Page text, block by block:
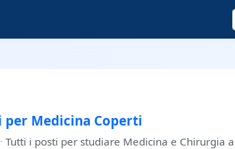
per Medicina Coperti
· Tutti i posti per studiare Medicina e Chirurgia